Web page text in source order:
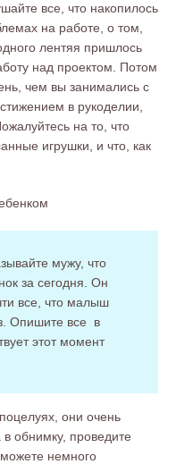
все, что накопилось
на работе, о том,
лентяя пришлось
над проектом. Потом
чем вы занимались с
в рукоделии,
на то, что
игрушки, и что, как
мужу, что
за сегодня. Он
все, что малыш
Опишите все в
этот момент
они очень
обнимку, проведите
немного